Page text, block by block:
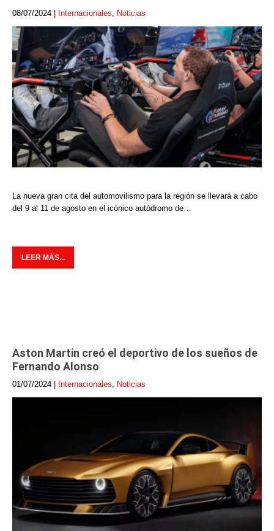
08/07/2024 Internacionales, Noticias
La nueva gran cita del automovilismo para la región se llevará a cabo
del 9 al 11 de agosto en el icónico autódromo de…
LEER MÁS...
Aston Martin creó el deportivo de los sueños de
Fernando Alonso
01/07/2024 Internacionales, Noticias